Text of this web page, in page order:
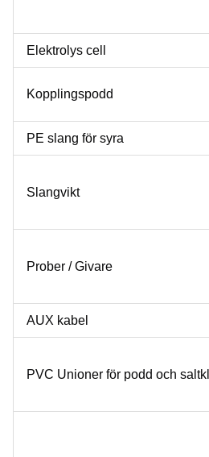
Elektrolys cell
Kopplingspodd
PE slang för syra
Slangvikt
Prober / Givare
AUX kabel
PVC Unioner för podd och